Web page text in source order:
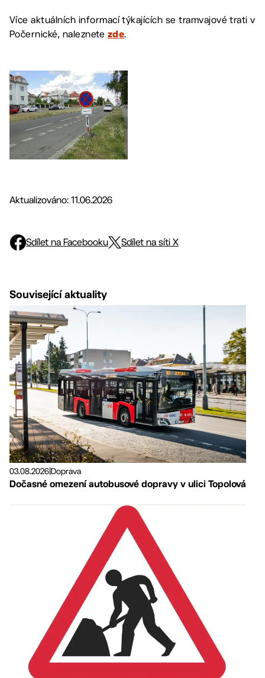
Více aktuálních informací týkajících se tramvajové trati v
Počernické, naleznete zde.
Aktualizováno: 11.06.2026
Sdílet na Facebooku Sdílet na síti X
Související aktuality
03.08.2026Doprava
Dočasné omezení autobusové dopravy v ulici Topolová